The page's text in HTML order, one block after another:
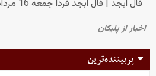
پربیننده‌ترین